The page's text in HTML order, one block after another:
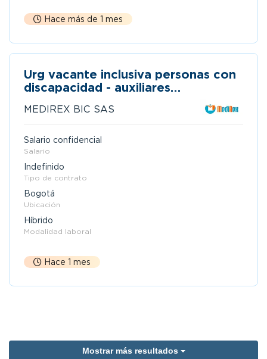
Hace más de 1 mes
Urg vacante inclusiva personas con
discapacidad - auxiliares
MEDIREX BIC SAS
Salario confidencial
Salario
Indefinido
Tipo de contrato
Bogotá
Ubicación
Híbrido
Modalidad laboral
Hace 1 mes
Mostrar más resultados